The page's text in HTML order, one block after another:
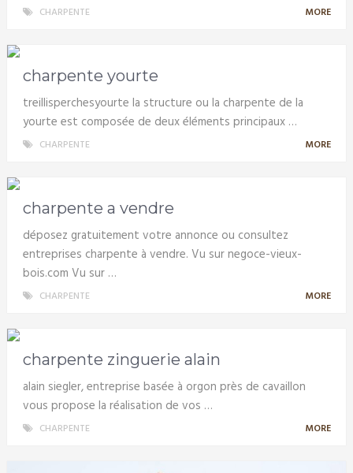
CHARPENTE MORE
charpente yourte
treillisperchesyourte la structure ou la charpente de la
yourte est composée de deux éléments principaux …
CHARPENTE MORE
charpente a vendre
déposez gratuitement votre annonce ou consultez
entreprises charpente à vendre. Vu sur negoce-vieux-
bois.com Vu sur …
CHARPENTE MORE
charpente zinguerie alain
alain siegler, entreprise basée à orgon près de cavaillon
vous propose la réalisation de vos …
CHARPENTE MORE